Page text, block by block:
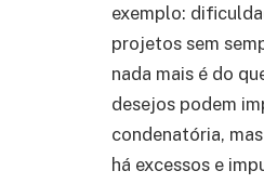
exemplo:
projetos sem
nada mais é do
desejos podem
condenatória,
há excessos e